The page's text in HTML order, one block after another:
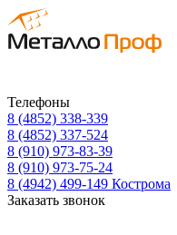
Телефоны
8 (4852) 338-339
8 (4852) 337-524
8 (910) 973-83-39
8 (910) 973-75-24
8 (4942) 499-149 Кострома
Заказать звонок